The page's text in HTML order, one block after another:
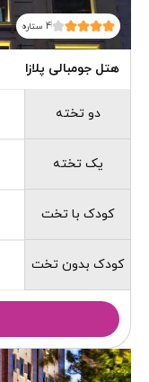
4 ستاره
هتل جومبالی پلازا
دو تخته
یک تخته
کودک با تخت
کودک بدون تخت